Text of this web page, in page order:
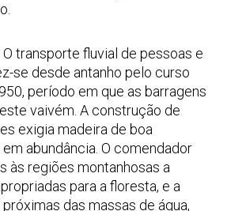
transporte fluvial de pessoas e
se desde antanho pelo curso
período em que as barragens
vaivém. A construção de
exigia madeira de boa
abundância. O comendador
às regiões montanhosas a
para a floresta, e a
das massas de água,